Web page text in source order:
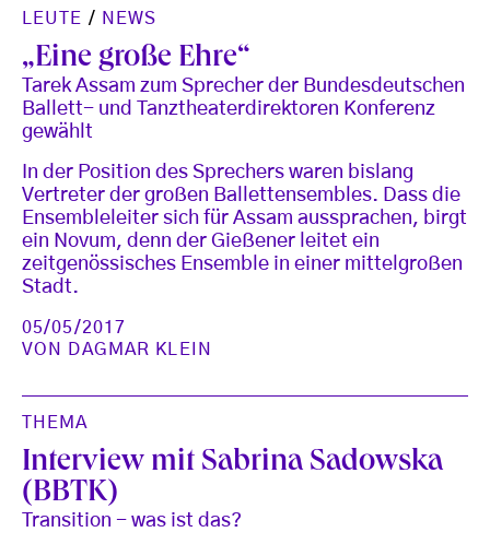
LEUTE / NEWS
„Eine große Ehre“
Tarek Assam zum Sprecher der Bundesdeutschen
Ballett- und Tanztheaterdirektoren Konferenz
gewählt
In der Position des Sprechers waren bislang
Vertreter der großen Ballettensembles. Dass die
Ensembleleiter sich für Assam aussprachen, birgt
ein Novum, denn der Gießener leitet ein
zeitgenössisches Ensemble in einer mittelgroßen
Stadt.
05/05/2017
VON
DAGMAR KLEIN
THEMA
Interview mit Sabrina Sadowska
(BBTK)
Transition - was ist das?